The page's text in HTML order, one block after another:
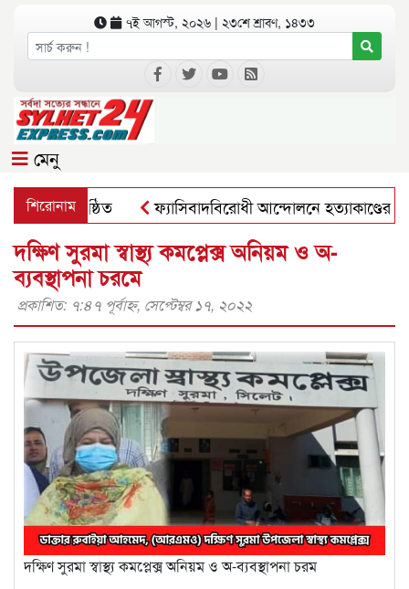
৭ই আগস্ট, ২০২৬ | ২৩শে শ্রাবণ, ১৪৩৩
মেনু
শিরোনাম
অনুষ্ঠিত ফ্যাসিবাদবিরোধী আন্দোলনে হত্যাকাণ্ডের বিচার
দক্ষিণ সুরমা স্বাস্থ্য কমপ্লেক্স অনিয়ম ও অ-
ব্যবস্থাপনা চরমে
প্রকাশিত: ৭:৪৭ পূর্বাহ্ণ, সেপ্টেম্বর ১৭, ২০২২
দক্ষিণ সুরমা স্বাস্থ্য কমপ্লেক্স অনিয়ম ও অ-ব্যবস্থাপনা চরম